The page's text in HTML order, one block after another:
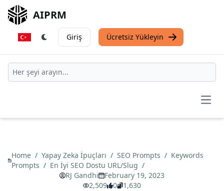
AIPRM
Giriş Ücretsiz Yükleyin
Home / Yapay Zeka İpuçları / SEO Prompts / Keywords
Prompts / En İyi SEO Dostu URL/Slug /
RJ Gandhi
February 19, 2023
2,509
0 1,630